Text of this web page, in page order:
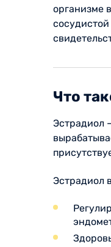
организме
Что
Эстрадиол
Эстрадиол